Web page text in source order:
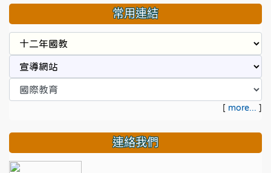
常用連結
[ more... ]
連絡我們